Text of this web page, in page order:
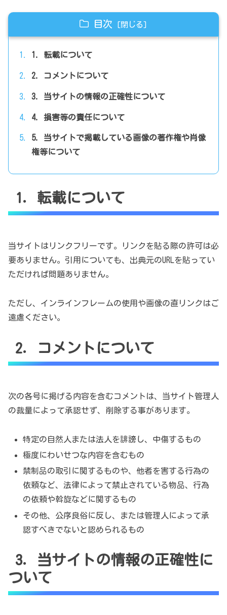
目次
1. 転載について
2. コメントについて
3. 当サイトの情報の正確性について
4. 損害等の責任について
5. 当サイトで掲載している画像の著作権や肖像
権等について
1. 転載について
当サイトはリンクフリーです。リンクを貼る際の許可は必
要ありません。引用についても、出典元のURLを貼ってい
ただければ問題ありません。
ただし、インラインフレームの使用や画像の直リンクはご
遠慮ください。
2. コメントについて
次の各号に掲げる内容を含むコメントは、当サイト管理人
の裁量によって承認せず、削除する事があります。
特定の自然人または法人を誹謗し、中傷するもの
極度にわいせつな内容を含むもの
禁制品の取引に関するものや、他者を害する行為の
依頼など、法律によって禁止されている物品、行為
の依頼や斡旋などに関するもの
その他、公序良俗に反し、または管理人によって承
認すべきでないと認められるもの
3. 当サイトの情報の正確性に
ついて